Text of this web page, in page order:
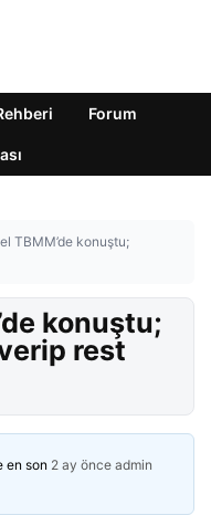
Forum
TBMM’de konuştu;
konuştu;
rest
en son 2 ay önce admin